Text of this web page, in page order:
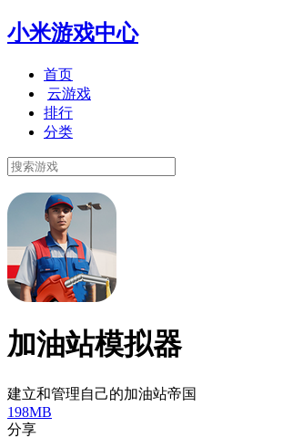
小米游戏中心
首页
云游戏
排行
分类
加油站模拟器
建立和管理自己的加油站帝国
198MB
分享